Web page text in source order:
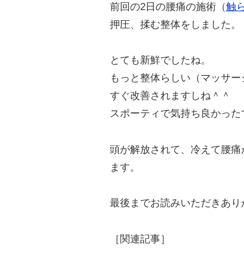
前回の2日の腰痛の施術（触
押圧、揉む整体をしました。
とても新鮮でしたね。
もっと整体らしい（マッサ
すぐ改善されますしね＾＾
スポーティで気持ち良かった
頭が解放されて、冷えて腰
ます。
最後までお読みいただきあり
［関連記事］